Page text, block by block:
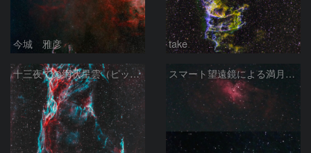
今城 雅彦 take
十三夜での網状星雲（ピッカリングの三角） スマート望遠鏡による満月下の星雲（M16,NGC6960）